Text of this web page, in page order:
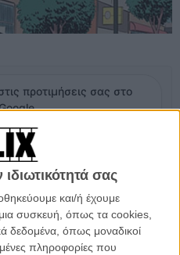
σας
και/ή έχουμε
συσκευή, όπως τα cookies,
δεδομένα, όπως μοναδικοί
πληροφορίες που
προτιμήσεις σας στο
road movie με ήρωες
ήδη με τίτλο «Νebraska»
Σμιντ», η ταινία όμως που ήδη
Πέιν είναι η μεταφορά του